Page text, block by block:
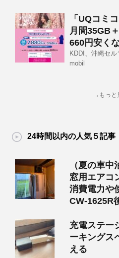
「UQコミ
月間35GB
660円安く
KDDI、沖縄セ
mobil
→もっと
24時間以内の人気５記事
（夏の車
窓用エアコ
消費電力や
CW-1625R
充電ステー
ーキングス
える